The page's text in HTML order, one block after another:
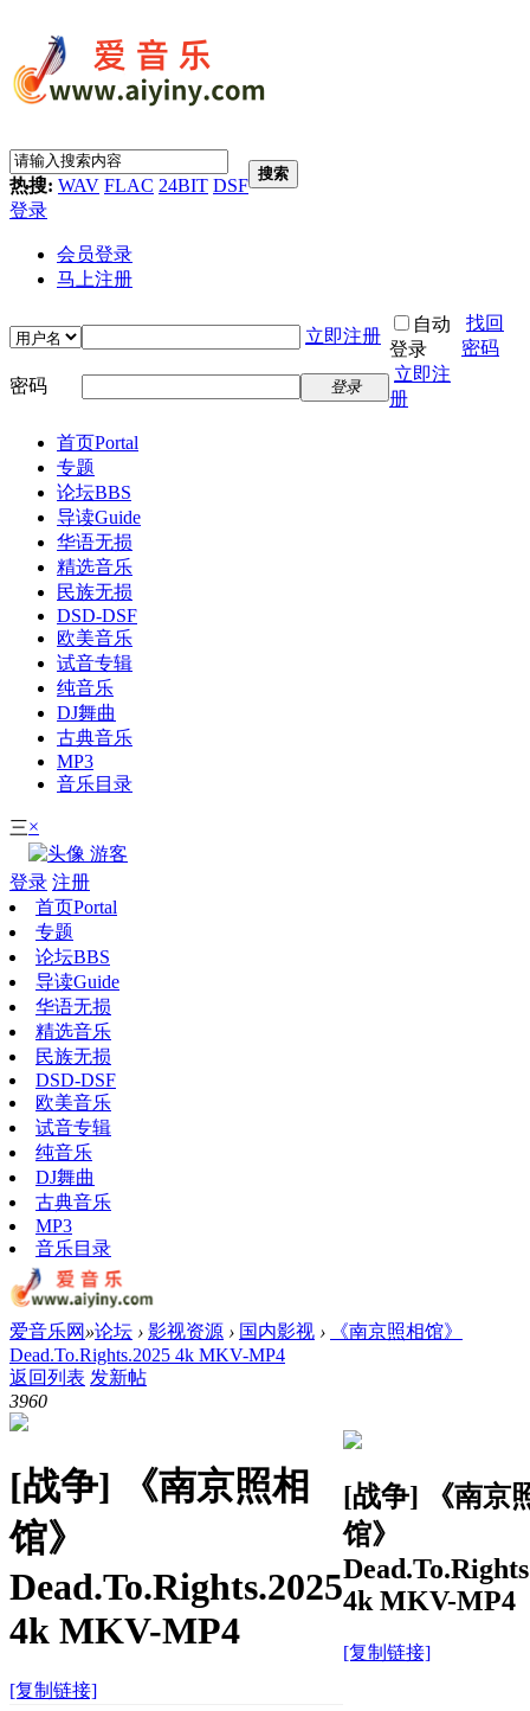
热搜: WAV FLAC 24BIT DSF
搜索
登录
会员登录
马上注册
立即注册
自动
登录
找回
密码
密码
登录
立即注
册
首页Portal
专题
论坛BBS
导读Guide
华语无损
精选音乐
民族无损
DSD-DSF
欧美音乐
试音专辑
纯音乐
DJ舞曲
古典音乐
MP3
音乐目录
三×
游客
登录 注册
首页Portal
专题
论坛BBS
导读Guide
华语无损
精选音乐
民族无损
DSD-DSF
欧美音乐
试音专辑
纯音乐
DJ舞曲
古典音乐
MP3
音乐目录
爱音乐网 »论坛 › 影视资源 › 国内影视 ›
《南京照相馆》
Dead.To.Rights.2025 4k MKV-MP4
返回列表 发新帖
3960
[战争]
《南京照相
馆》
Dead.To.Rights.2025
4k MKV-MP4
[复制链接]
[战争]
《南京
馆》
4k MKV-MP4
[复制链接]